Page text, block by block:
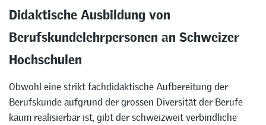
Didaktische Ausbildung von
Berufskundelehrpersonen an Schweizer
Hochschulen
Obwohl eine strikt fachdidaktische Aufbereitung der
Berufskunde aufgrund der grossen Diversität der Berufe
kaum realisierbar ist, gibt der schweizweit verbindliche